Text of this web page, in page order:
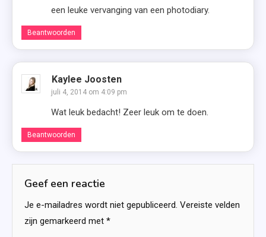
een leuke vervanging van een photodiary.
Beantwoorden
Kaylee Joosten
juli 4, 2014 om 4:09 pm
Wat leuk bedacht! Zeer leuk om te doen.
Beantwoorden
Geef een reactie
Je e-mailadres wordt niet gepubliceerd. Vereiste velden
zijn gemarkeerd met *